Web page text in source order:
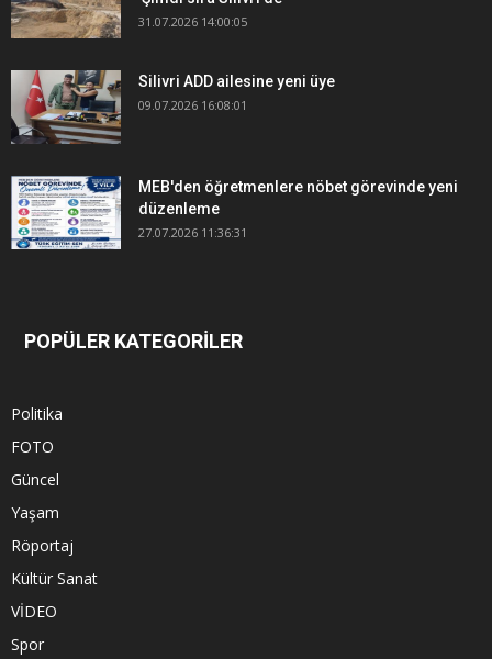
31.07.2026 14:00:05
Silivri ADD ailesine yeni üye
09.07.2026 16:08:01
MEB'den öğretmenlere nöbet görevinde yeni
düzenleme
27.07.2026 11:36:31
POPÜLER KATEGORİLER
Politika
FOTO
Güncel
Yaşam
Röportaj
Kültür Sanat
VİDEO
Spor